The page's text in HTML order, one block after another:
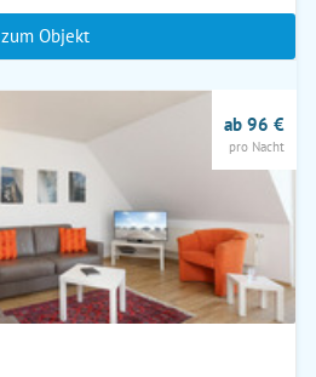
zum Objekt
ab 96 €
pro Nacht